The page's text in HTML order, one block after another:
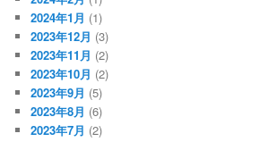
2024年1月 (1)
2023年12月 (3)
2023年11月 (2)
2023年10月 (2)
2023年9月 (5)
2023年8月 (6)
2023年7月 (2)